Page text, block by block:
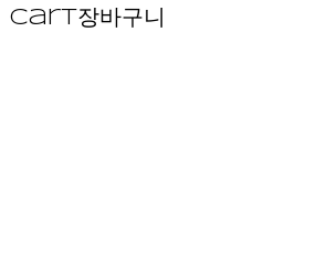
Cart장바구니